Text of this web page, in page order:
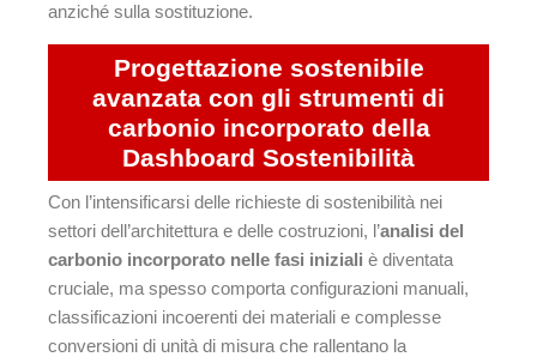
anziché sulla sostituzione.
Progettazione sostenibile
avanzata con gli strumenti di
carbonio incorporato della
Dashboard Sostenibilità
Con l’intensificarsi delle richieste di sostenibilità nei
settori dell’architettura e delle costruzioni, l’analisi del
carbonio incorporato nelle fasi iniziali è diventata
cruciale, ma spesso comporta configurazioni manuali,
classificazioni incoerenti dei materiali e complesse
conversioni di unità di misura che rallentano la